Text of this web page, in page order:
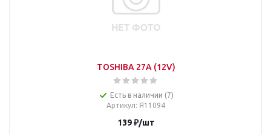
TOSHIBA 27A (12V)
Есть в наличии (7)
Артикул: Я11094
139₽/шт